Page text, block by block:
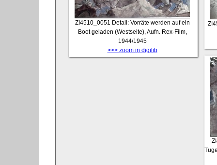
ZI4510_0051 Detail: Vorräte werden auf ein
Boot geladen (Westseite), Aufn. Rex-Film,
1944/1945
>>> zoom in digilib